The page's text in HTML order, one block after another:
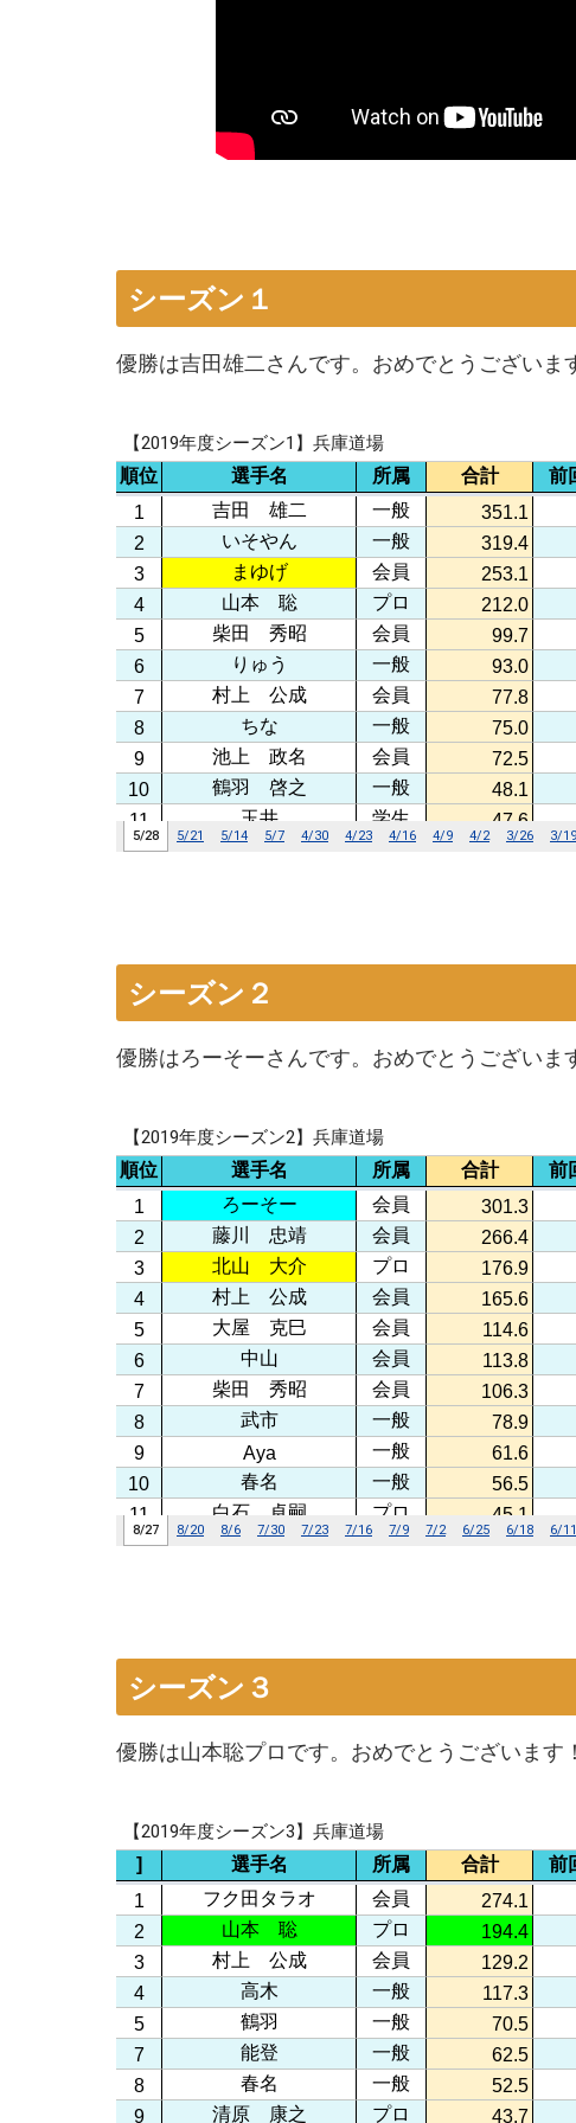
シーズン１
優勝は吉田雄二さんです。おめでとうございま
シーズン２
優勝はろーそーさんです。おめでとうございま
シーズン３
優勝は山本聡プロです。おめでとうございます